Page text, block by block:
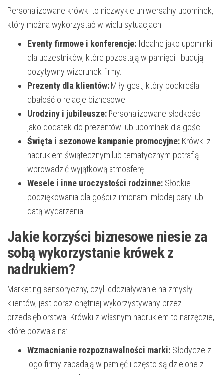
Personalizowane krówki to niezwykle uniwersalny upominek,
który można wykorzystać w wielu sytuacjach:
Eventy firmowe i konferencje: Idealne jako upominki
dla uczestników, które pozostają w pamięci i budują
pozytywny wizerunek firmy.
Prezenty dla klientów: Miły gest, który podkreśla
dbałość o relacje biznesowe.
Urodziny i jubileusze: Personalizowane słodkości
jako dodatek do prezentów lub upominek dla gości.
Święta i sezonowe kampanie promocyjne: Krówki z
nadrukiem świątecznym lub tematycznym potrafią
wprowadzić wyjątkową atmosferę.
Wesele i inne uroczystości rodzinne: Słodkie
podziękowania dla gości z imionami młodej pary lub
datą wydarzenia.
Jakie korzyści biznesowe niesie za
sobą wykorzystanie krówek z
nadrukiem?
Marketing sensoryczny, czyli oddziaływanie na zmysły
klientów, jest coraz chętniej wykorzystywany przez
przedsiębiorstwa. Krówki z własnym nadrukiem to narzędzie,
które pozwala na:
Wzmacnianie rozpoznawalności marki: Słodycze z
logo firmy zapadają w pamięć i często są dzielone z